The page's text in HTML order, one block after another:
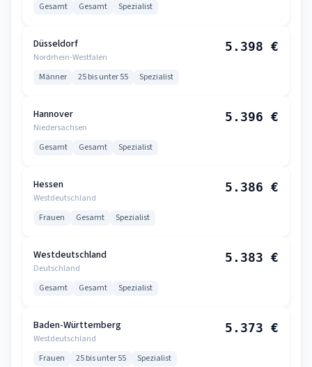
Gesamt Gesamt Spezialist
Düsseldorf
Nordrhein-Westfalen
5.398 €
Männer 25 bis unter 55 Spezialist
Hannover
Niedersachsen
5.396 €
Gesamt Gesamt Spezialist
Hessen
Westdeutschland
5.386 €
Frauen Gesamt Spezialist
Westdeutschland
Deutschland
5.383 €
Gesamt Gesamt Spezialist
Baden-Württemberg
Westdeutschland
5.373 €
Frauen 25 bis unter 55 Spezialist